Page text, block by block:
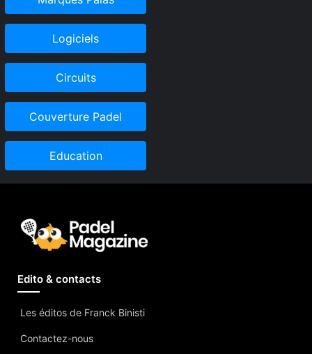
Logiciels
Circuits
Couverture Padel
Education
Edito & contacts
Les éditos de Franck Binisti
Contactez-nous